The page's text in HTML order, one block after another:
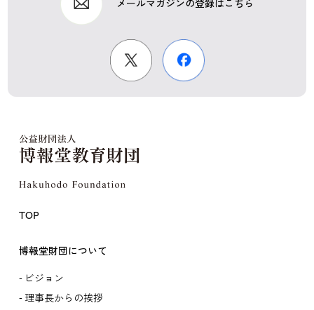
メールマガジンの登録はこちら
TOP
博報堂財団について
ビジョン
理事長からの挨拶